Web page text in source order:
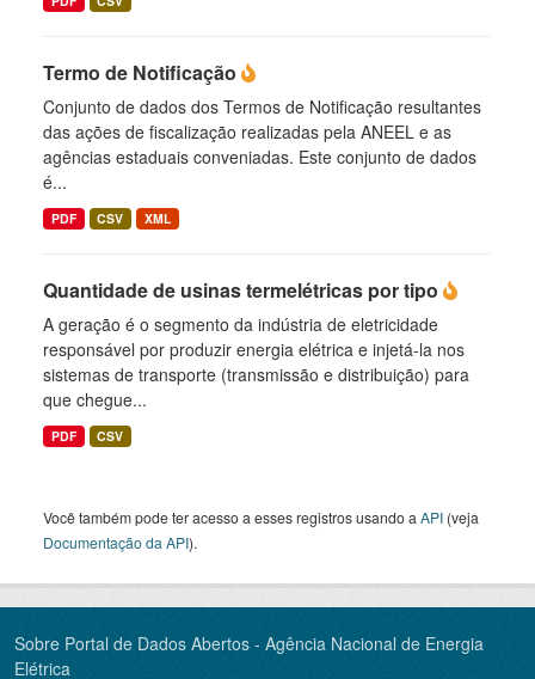
Termo de Notificação
Conjunto de dados dos Termos de Notificação resultantes
das ações de fiscalização realizadas pela ANEEL e as
agências estaduais conveniadas. Este conjunto de dados
é...
PDF CSV XML
Quantidade de usinas termelétricas por tipo
A geração é o segmento da indústria de eletricidade
responsável por produzir energia elétrica e injetá-la nos
sistemas de transporte (transmissão e distribuição) para
que chegue...
PDF CSV
Você também pode ter acesso a esses registros usando a API (veja
Documentação da API).
Sobre Portal de Dados Abertos - Agência Nacional de Energia
Elétrica